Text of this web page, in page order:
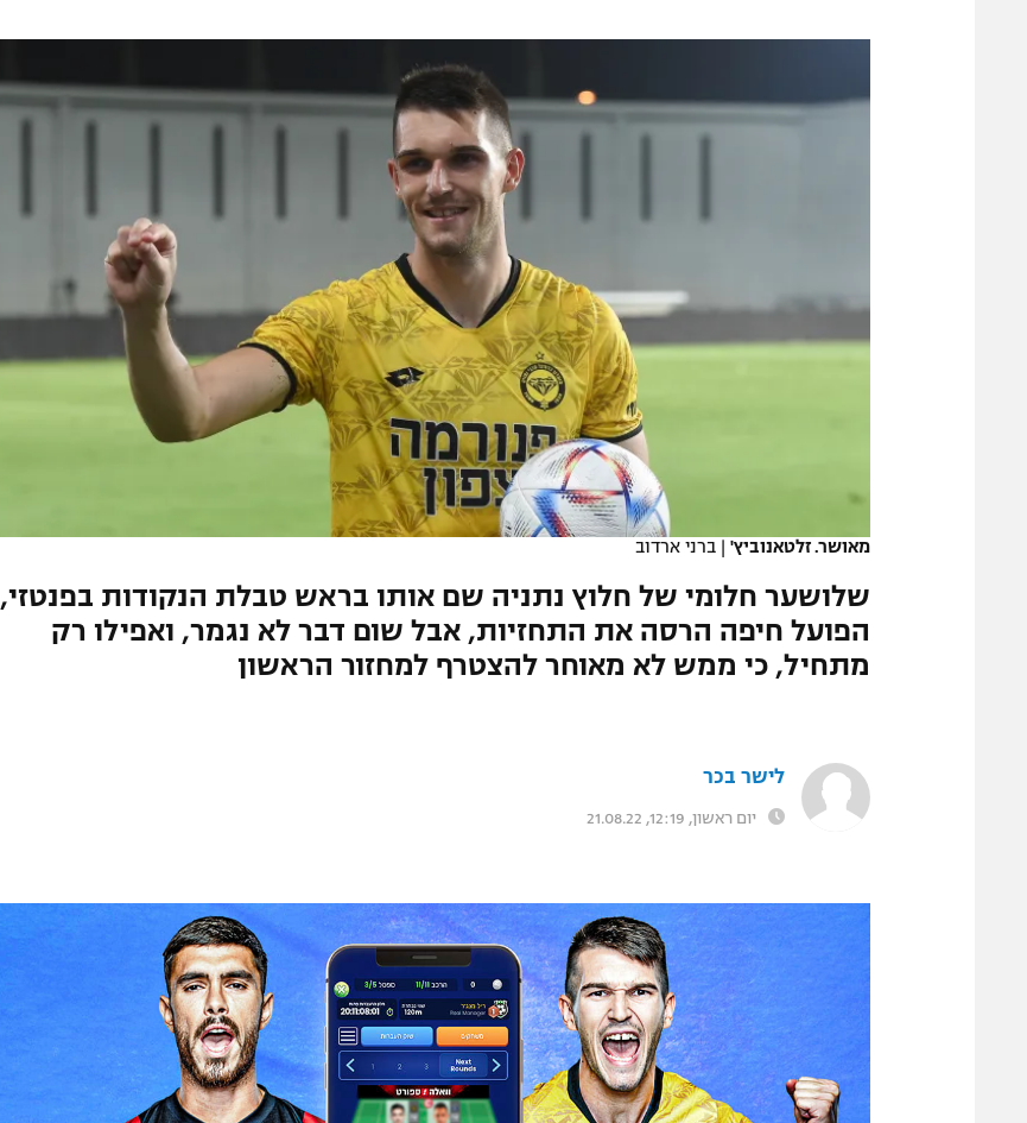
מדיניות פרטיות
המגזין
הפועל תל אביב
הפועל חיפה
הפועל באר שבע
מכבי נתניה
בני יהודה
ליגה סינית
ליגות נוספות
מאושר. זלטאנוביץ' | ברני ארדוב
שלושער חלומי של חלוץ נתניה שם אותו בראש טבלת הנקודות בפנטזי,
הפועל חיפה הרסה את התחזיות, אבל שום דבר לא נגמר, ואפילו רק
מתחיל, כי ממש לא מאוחר להצטרף למחזור הראשון
לישר בכר
יום ראשון, 12:19, 21.08.22